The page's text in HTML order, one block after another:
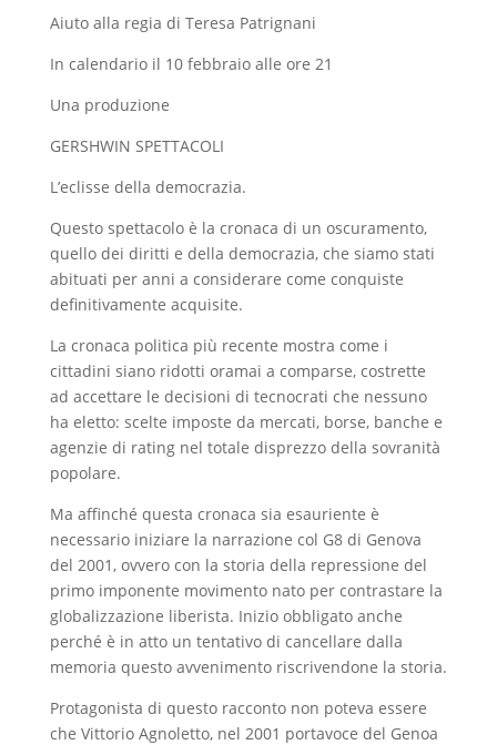
Aiuto alla regia di Teresa Patrignani
In calendario il 10 febbraio alle ore 21
Una produzione
GERSHWIN SPETTACOLI
L’eclisse della democrazia.
Questo spettacolo è la cronaca di un oscuramento,
quello dei diritti e della democrazia, che siamo stati
abituati per anni a considerare come conquiste
definitivamente acquisite.
La cronaca politica più recente mostra come i
cittadini siano ridotti oramai a comparse, costrette
ad accettare le decisioni di tecnocrati che nessuno
ha eletto: scelte imposte da mercati, borse, banche e
agenzie di rating nel totale disprezzo della sovranità
popolare.
Ma affinché questa cronaca sia esauriente è
necessario iniziare la narrazione col G8 di Genova
del 2001, ovvero con la storia della repressione del
primo imponente movimento nato per contrastare la
globalizzazione liberista. Inizio obbligato anche
perché è in atto un tentativo di cancellare dalla
memoria questo avvenimento riscrivendone la storia.
Protagonista di questo racconto non poteva essere
che Vittorio Agnoletto, nel 2001 portavoce del Genoa